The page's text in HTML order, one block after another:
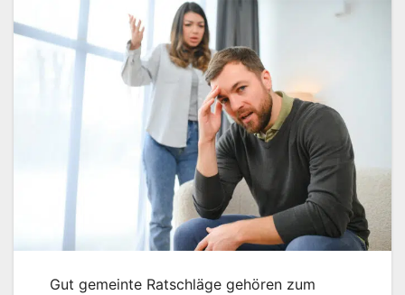
Gut gemeinte Ratschläge gehören zum